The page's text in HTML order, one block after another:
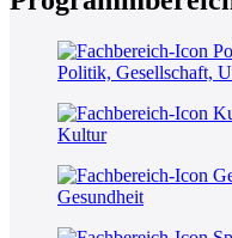
Politik, Gesellschaft,
Kultur
Gesundheit